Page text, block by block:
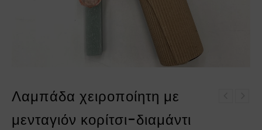
Λαμπάδα χειροποίητη με
μενταγιόν κορίτσι-διαμάντι